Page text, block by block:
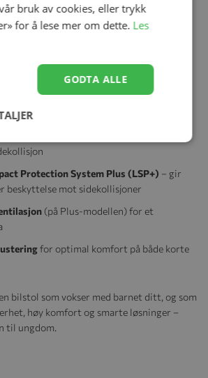
nakkeskader med opptil40 %, og festes
for rask og problemfri av- og påstigning.
serien holdt barn trygge fra
Pallas G2 bygger videre på suksessen
banebrytende sikkerhet:
fungerer som en kollisjonspute– fordeler
frontkollisjon over et større område
Protection System Plus (LSP+) – gir
beskyttelse mot sidekollisjoner
(på Plus-modellen) for et
for optimal komfort på både korte
bilstol som vokser med barnet ditt, og som
høy komfort og smarte løsninger –
til ungdom.
bruk av cookies, eller trykk
for å lese mer om dette. Les
GODTA ALLE